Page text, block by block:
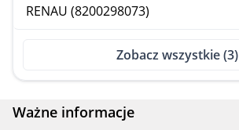
RENAU (8200298073)
Zobacz wszystkie (3)
Ważne informacje